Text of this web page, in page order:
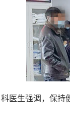
生强调，保持健